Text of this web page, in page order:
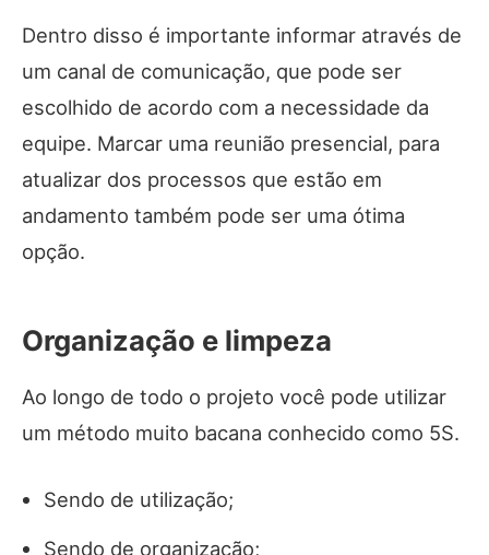
Dentro disso é importante informar através de
um canal de comunicação, que pode ser
escolhido de acordo com a necessidade da
equipe. Marcar uma reunião presencial, para
atualizar dos processos que estão em
andamento também pode ser uma ótima
opção.
Organização e limpeza
Ao longo de todo o projeto você pode utilizar
um método muito bacana conhecido como 5S.
Sendo de utilização;
Sendo de organização;